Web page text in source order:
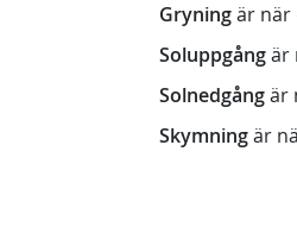
Gryningär när
Soluppgångär
Solnedgångär
Skymningär